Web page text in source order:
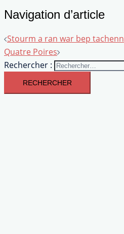
Navigation d’article
Stourm a ran war bep tachenn
Quatre Poires
Rechercher :